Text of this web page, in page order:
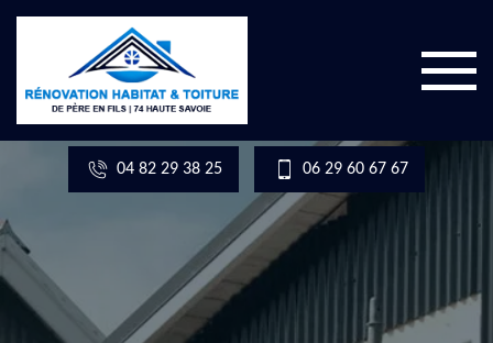
04 82 29 38 25 06 29 60 67 67